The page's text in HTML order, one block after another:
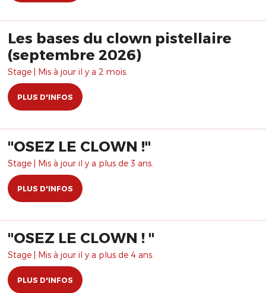
Les bases du clown pistellaire
(septembre 2026)
Stage | Mis à jour il y a 2 mois.
PLUS D'INFOS
​"OSEZ LE CLOWN !"
Stage | Mis à jour il y a plus de 3 ans.
PLUS D'INFOS
"OSEZ LE CLOWN ! "
Stage | Mis à jour il y a plus de 4 ans.
PLUS D'INFOS